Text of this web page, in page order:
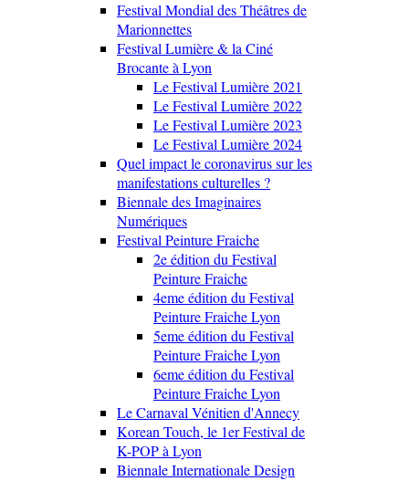
Festival Mondial des Théâtres de
Marionnettes
Festival Lumière & la Ciné
Brocante à Lyon
Le Festival Lumière 2021
Le Festival Lumière 2022
Le Festival Lumière 2023
Le Festival Lumière 2024
Quel impact le coronavirus sur les
manifestations culturelles ?
Biennale des Imaginaires
Numériques
Festival Peinture Fraiche
2e édition du Festival
Peinture Fraiche
4eme édition du Festival
Peinture Fraiche Lyon
5eme édition du Festival
Peinture Fraiche Lyon
6eme édition du Festival
Peinture Fraiche Lyon
Le Carnaval Vénitien d'Annecy
Korean Touch, le 1er Festival de
K-POP à Lyon
Biennale Internationale Design